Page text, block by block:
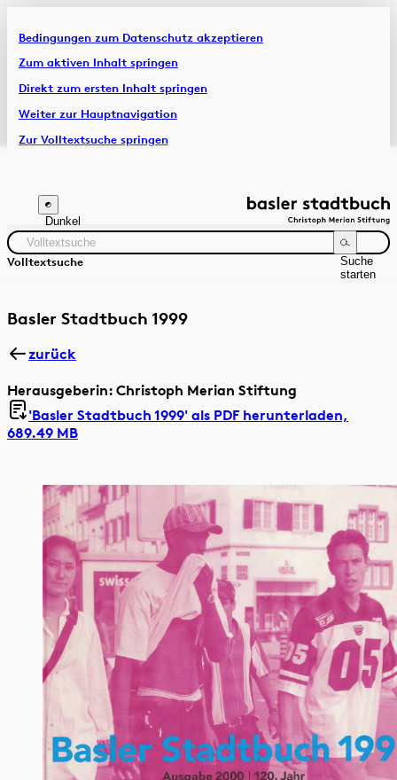
Bedingungen zum Datenschutz akzeptieren
Zum aktiven Inhalt springen
Direkt zum ersten Inhalt springen
Weiter zur Hauptnavigation
Zur Volltextsuche springen
Artikel & Dossiers
Chronik
Dunkel
Volltextsuche
Suche
starten
Zeitraum Autor:in
Basler Stadtbuch 1999
zurück
Herausgeberin: Christoph Merian Stiftung
'Basler Stadtbuch 1999' als PDF herunterladen,
689.49 MB